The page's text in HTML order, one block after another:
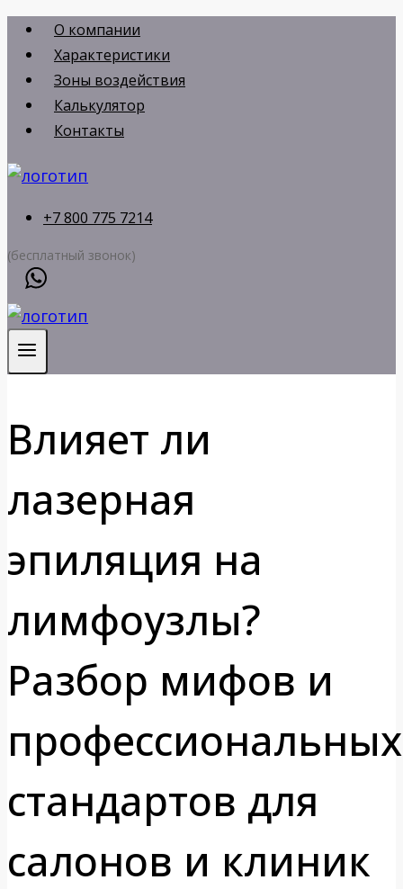
Перейти
содержимому
О компании
Характеристики
Зоны воздействия
Калькулятор
Контакты
+7 800 775 7214
(бесплатный звонок)
Влияет ли
лазерная
эпиляция на
лимфоузлы?
Разбор мифов и
профессиональных
стандартов для
салонов и клиник